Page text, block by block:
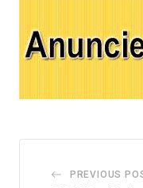
PREVIOUS